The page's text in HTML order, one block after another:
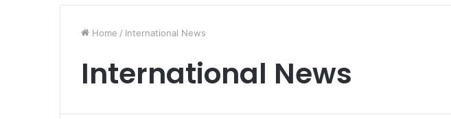
Home / International News
International News